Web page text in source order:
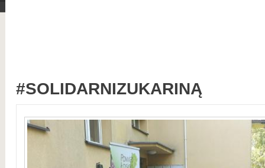
#SOLIDARNIZUKARINĄ